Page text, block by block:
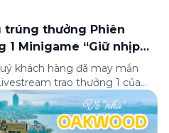
trúng thưởng Phiên
1 Minigame “Giữ nhịp
khách hàng đã may mắn
trao thưởng 1 của
được phát sóng trực tiếp
SM từ 20:00 – 21:00 ngày
đã diễn ra công khai với sự